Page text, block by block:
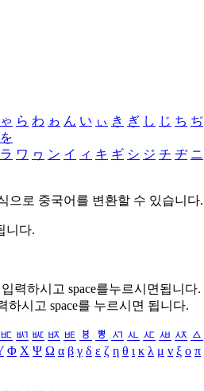
ゃ ら わ ゎ ん い ぃ き ぎ し じ ち ぢ
を
ラ ワ ヮ ン イ ィ キ ギ シ ジ チ ヂ ニ
으로 중국어를 변환할 수 있습니다.
니다.
력하시고 space를누르시면됩니다.
하시고 space를 누르시면 됩니다.
ㅳ ㅴ ㅵ ㅶ ㅷ ㅸ ㅹ ㅺ ㅻ ㅼ ㅽ ㅾ ㅿ
Φ Χ Ψ Ω α β γ δ ε ζ η θ ι κ λ μ ν ξ ο π